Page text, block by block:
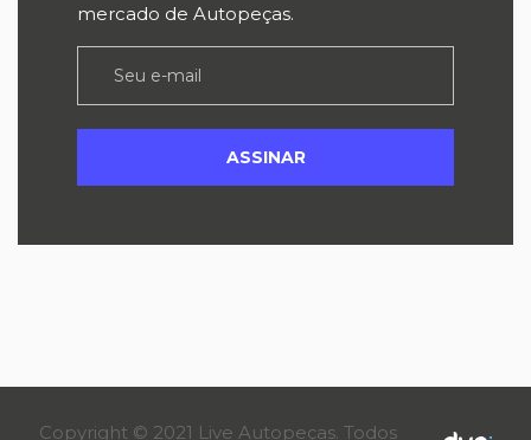
mercado de Autopeças.
Copyright © 2021 Live Autopeças. Todos